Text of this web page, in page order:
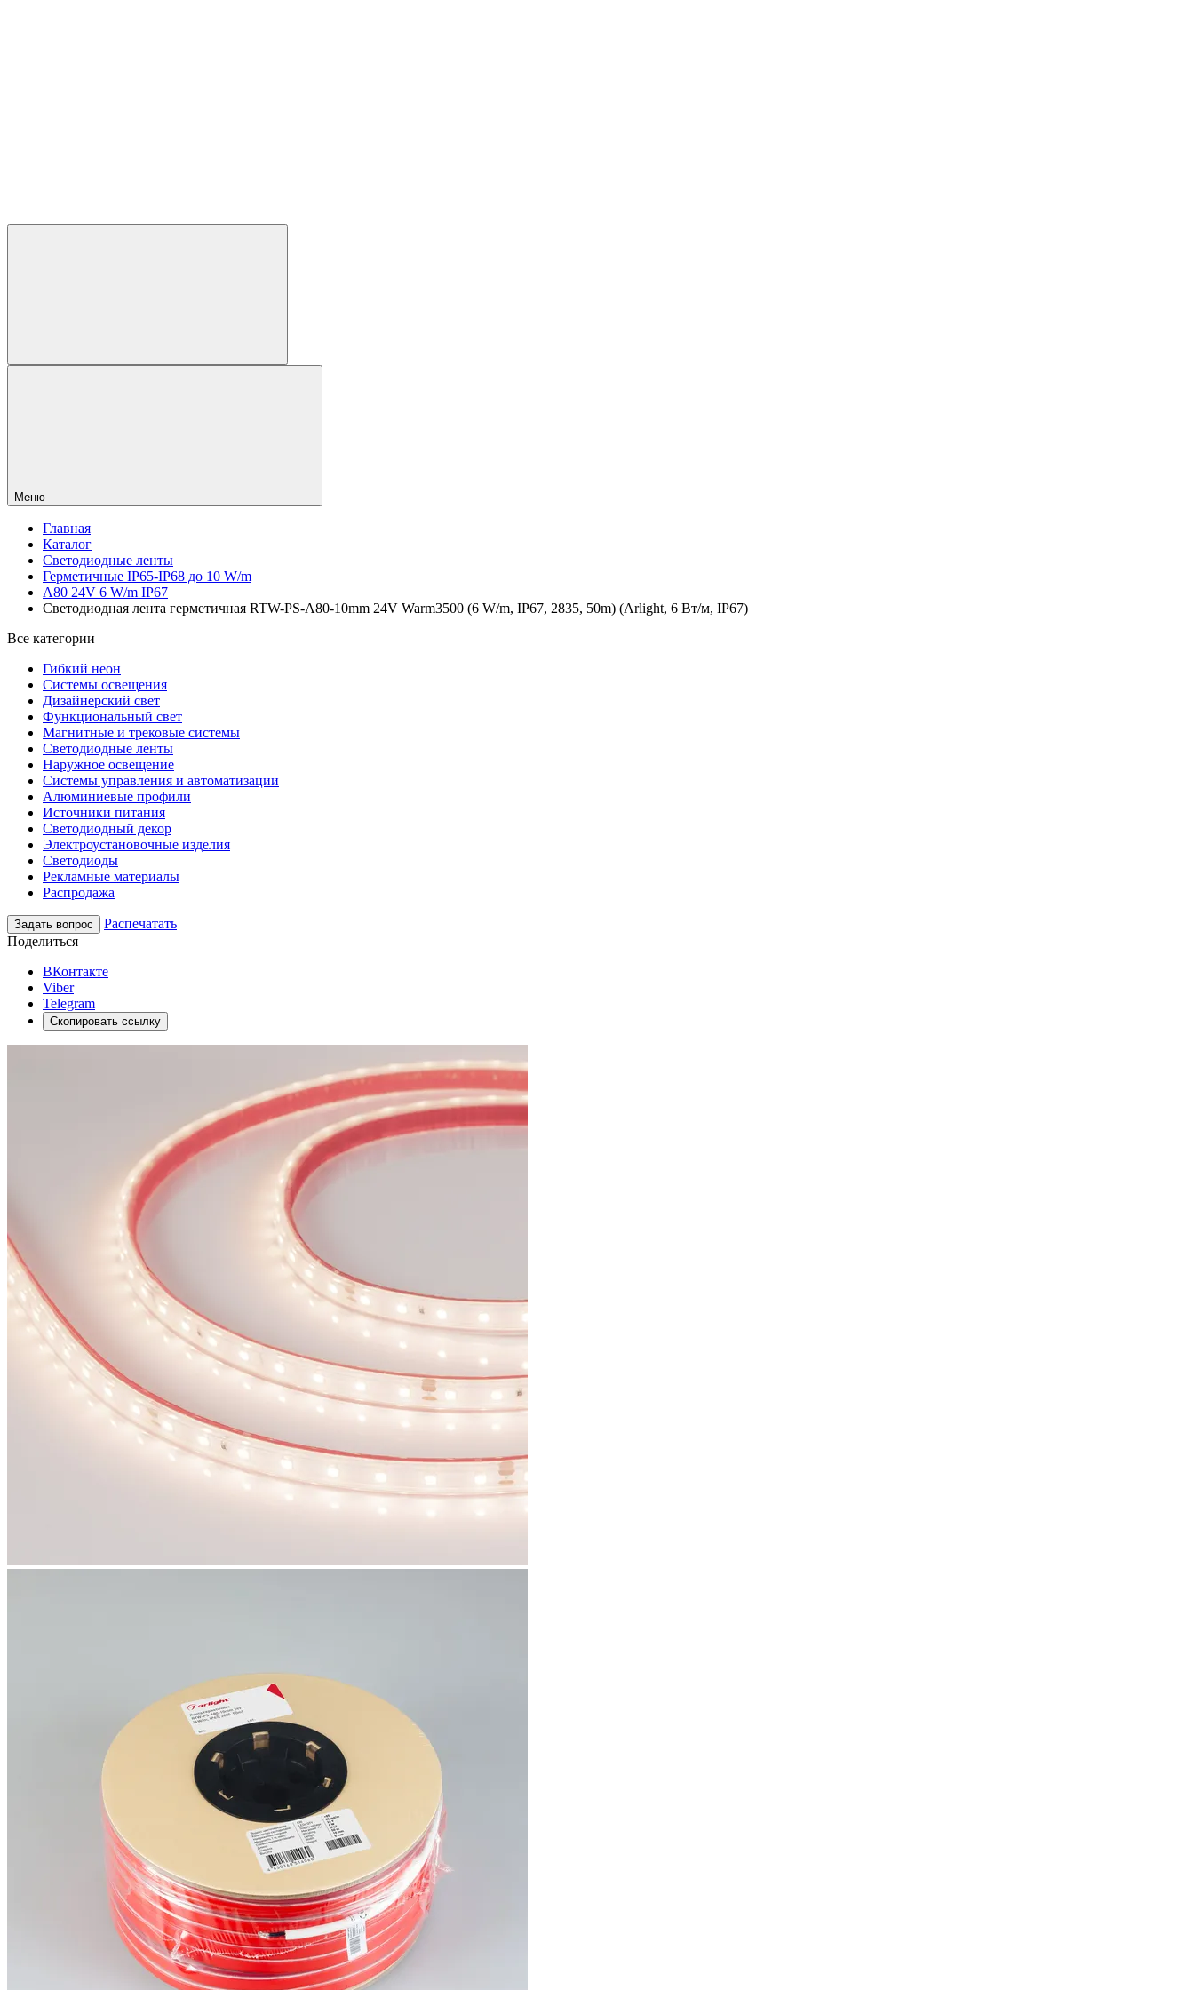
Меню
Главная
Каталог
Светодиодные ленты
Герметичные IP65-IP68 до 10 W/m
A80 24V 6 W/m IP67
Светодиодная лента герметичная RTW-PS-A80-10mm 24V Warm3500 (6 W/m, IP67, 2835, 50m) (Arlight, 6 Вт/м, IP67)
Все категории
Гибкий неон
Системы освещения
Дизайнерский свет
Функциональный свет
Магнитные и трековые системы
Светодиодные ленты
Наружное освещение
Системы управления и автоматизации
Алюминиевые профили
Источники питания
Светодиодный декор
Электроустановочные изделия
Светодиоды
Рекламные материалы
Распродажа
Задать вопрос
Распечатать
Поделиться
ВКонтакте
Viber
Telegram
Скопировать ссылку